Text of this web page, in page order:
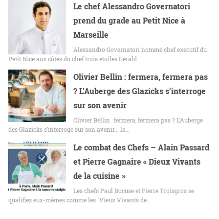
Le chef Alessandro Governatori
prend du grade au Petit Nice à
Marseille
Alessandro Governatori nommé chef exécutif du
Petit Nice aux côtés du chef trois étoiles Gérald…
Olivier Bellin : fermera, fermera pas
? L’Auberge des Glazicks s’interroge
sur son avenir
Olivier Bellin : fermera, fermera pas ? L’Auberge
des Glazicks s’interroge sur son avenir... la…
Le combat des Chefs – Alain Passard
et Pierre Gagnaire « Dieux Vivants
de la cuisine »
Les chefs Paul Bocuse et Pierre Troisgros se
qualifiez eux-mêmes comme les "Vieux Vivants de…